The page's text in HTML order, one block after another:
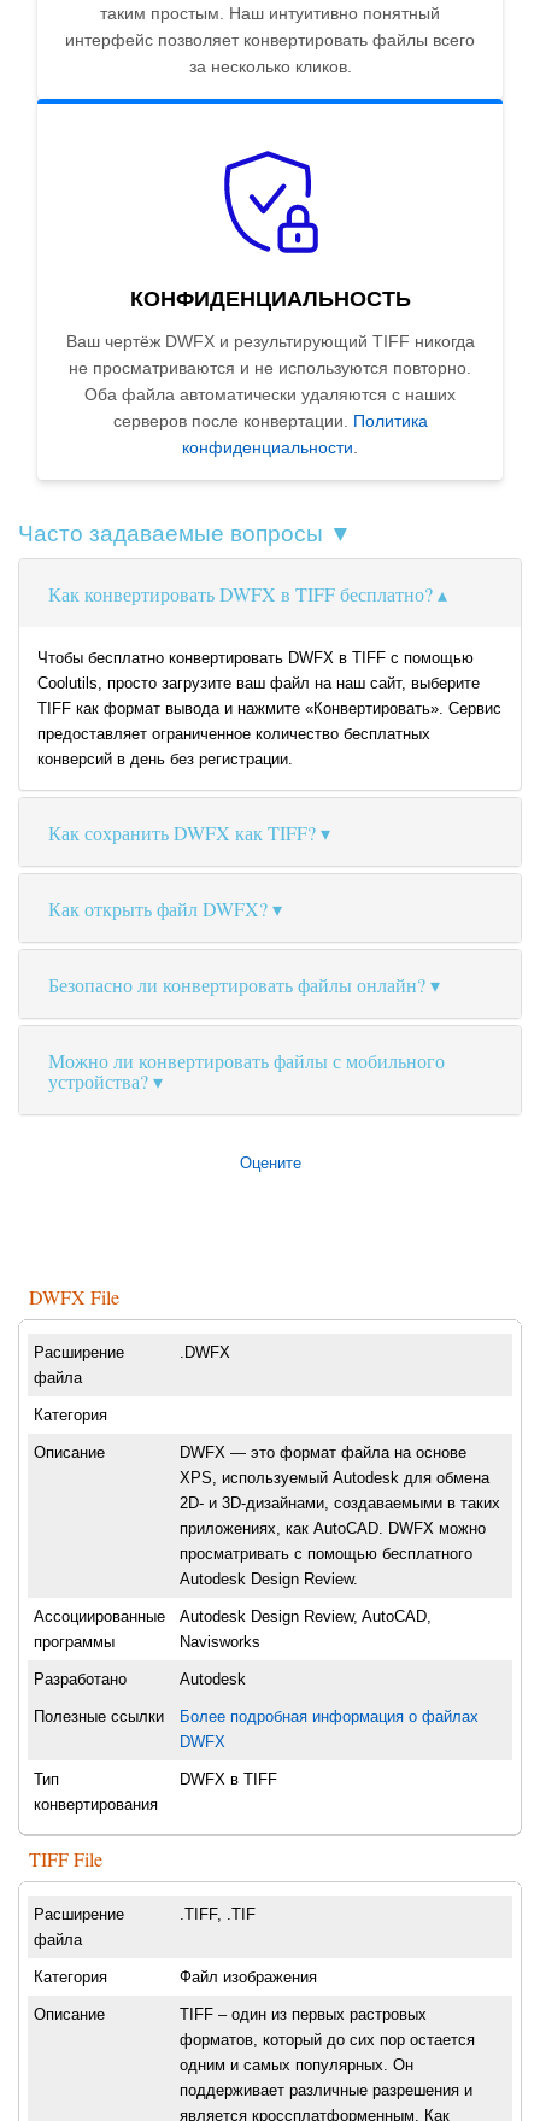
таким простым. Наш интуитивно понятный
интерфейс позволяет конвертировать файлы всего
за несколько кликов.
КОНФИДЕНЦИАЛЬНОСТЬ
Ваш чертёж DWFX и результирующий TIFF никогда
не просматриваются и не используются повторно.
Оба файла автоматически удаляются с наших
серверов после конвертации. Политика
конфиденциальности.
Часто задаваемые вопросы ▼
Как конвертировать DWFX в TIFF бесплатно?
Чтобы бесплатно конвертировать DWFX в TIFF с помощью
Coolutils, просто загрузите ваш файл на наш сайт, выберите
TIFF как формат вывода и нажмите «Конвертировать». Сервис
предоставляет ограниченное количество бесплатных
конверсий в день без регистрации.
Как сохранить DWFX как TIFF?
Как открыть файл DWFX?
Безопасно ли конвертировать файлы онлайн?
Можно ли конвертировать файлы с мобильного
устройства?
Оцените
DWFX File
Расширение
файла
.DWFX
Категория
Описание
DWFX — это формат файла на основе
XPS, используемый Autodesk для обмена
2D- и 3D-дизайнами, создаваемыми в таких
приложениях, как AutoCAD. DWFX можно
просматривать с помощью бесплатного
Autodesk Design Review.
Ассоциированные
программы
Autodesk Design Review, AutoCAD,
Navisworks
Разработано Autodesk
Полезные ссылки
Более подробная информация о файлах
DWFX
Тип
конвертирования
DWFX в TIFF
TIFF File
Расширение
файла
.TIFF, .TIF
Категория Файл изображения
Описание
TIFF – один из первых растровых
форматов, который до сих пор остается
одним и самых популярных. Он
поддерживает различные разрешения и
является кроссплатформенным. Как